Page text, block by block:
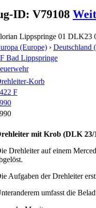
ID: V79108
Lippspringe 01 DLK23
(Europe) › Deutschland
Bad Lippspringe
Korb
F
mit Krob (DLK 23/
Drehleiter auf einem
Aufgaben der Drehleiter
umfasst die